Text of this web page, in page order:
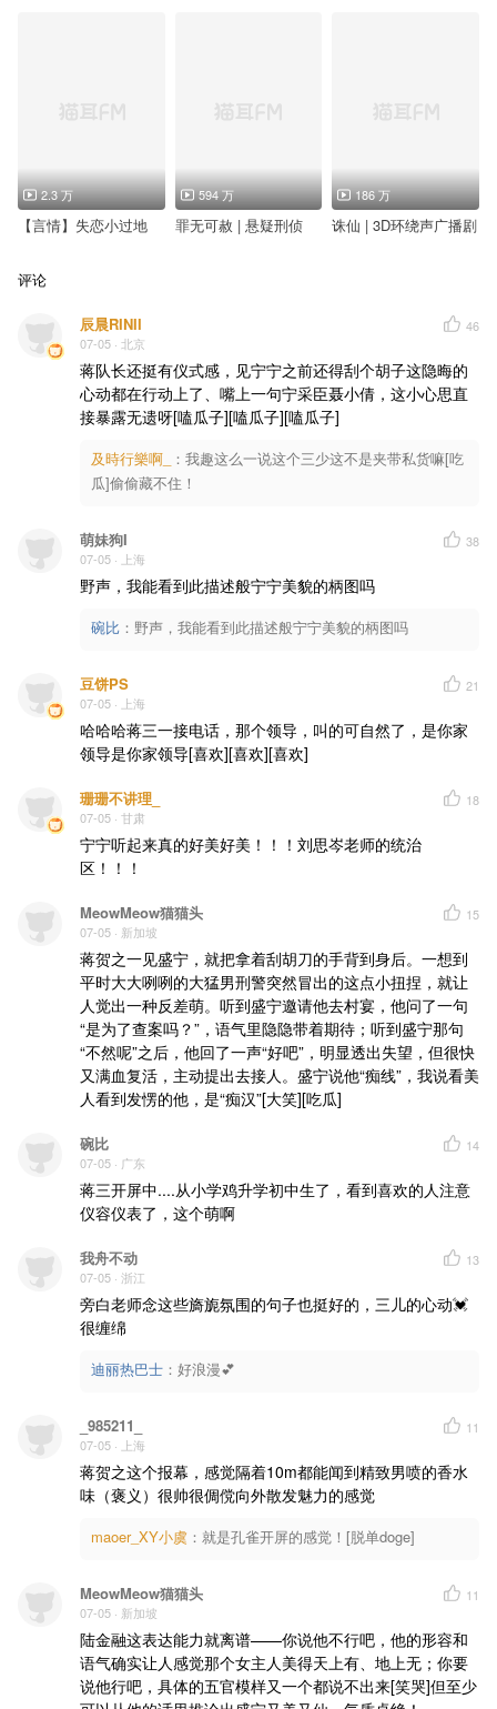
2.3 万
【言情】失恋小过地
594 万
罪无可赦 | 悬疑刑侦
186 万
诛仙 | 3D环绕声广播剧
评论
辰晨RINII
07-05 · 北京
46
蒋队长还挺有仪式感，见宁宁之前还得刮个胡子这隐晦的
心动都在行动上了、嘴上一句宁采臣聂小倩，这小心思直
接暴露无遗呀[嗑瓜子][嗑瓜子][嗑瓜子]
及時行樂啊_ ： 我趣这么一说这个三少这不是夹带私货嘛[吃
瓜]偷偷藏不住！
萌妹狗I
07-05 · 上海
38
野声，我能看到此描述般宁宁美貌的柄图吗
碗比 ： 野声，我能看到此描述般宁宁美貌的柄图吗
豆饼PS
07-05 · 上海
21
哈哈哈蒋三一接电话，那个领导，叫的可自然了，是你家
领导是你家领导[喜欢][喜欢][喜欢]
珊珊不讲理_
07-05 · 甘肃
18
宁宁听起来真的好美好美！！！刘思岑老师的统治
区！！！
MeowMeow猫猫头
07-05 · 新加坡
15
蒋贺之一见盛宁，就把拿着刮胡刀的手背到身后。一想到
平时大大咧咧的大猛男刑警突然冒出的这点小扭捏，就让
人觉出一种反差萌。听到盛宁邀请他去村宴，他问了一句
“是为了查案吗？”，语气里隐隐带着期待；听到盛宁那句
“不然呢”之后，他回了一声“好吧”，明显透出失望，但很快
又满血复活，主动提出去接人。盛宁说他“痴线”，我说看美
人看到发愣的他，是“痴汉”[大笑][吃瓜]
碗比
07-05 · 广东
14
蒋三开屏中....从小学鸡升学初中生了，看到喜欢的人注意
仪容仪表了，这个萌啊
我舟不动
07-05 · 浙江
13
旁白老师念这些旖旎氛围的句子也挺好的，三儿的心动💓
很缠绵
迪丽热巴士 ： 好浪漫💕
_985211_
07-05 · 上海
11
蒋贺之这个报幕，感觉隔着10m都能闻到精致男喷的香水
味（褒义）很帅很倜傥向外散发魅力的感觉
maoer_XY小虞 ： 就是孔雀开屏的感觉！[脱单doge]
MeowMeow猫猫头
07-05 · 新加坡
11
陆金融这表达能力就离谱——你说他不行吧，他的形容和
语气确实让人感觉那个女主人美得天上有、地上无；你要
说他行吧，具体的五官模样又一个都说不出来[笑哭]但至少